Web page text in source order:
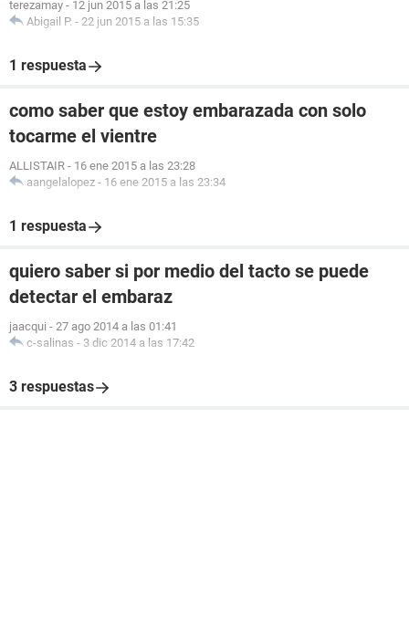
terezamay - 12 jun 2015 a las 21:25
Abigail P. - 22 jun 2015 a las 15:35
1 respuesta
como saber que estoy embarazada con solo
tocarme el vientre
ALLISTAIR - 16 ene 2015 a las 23:28
aangelalopez - 16 ene 2015 a las 23:34
1 respuesta
quiero saber si por medio del tacto se puede
detectar el embaraz
jaacqui - 27 ago 2014 a las 01:41
c-salinas - 3 dic 2014 a las 17:42
3 respuestas